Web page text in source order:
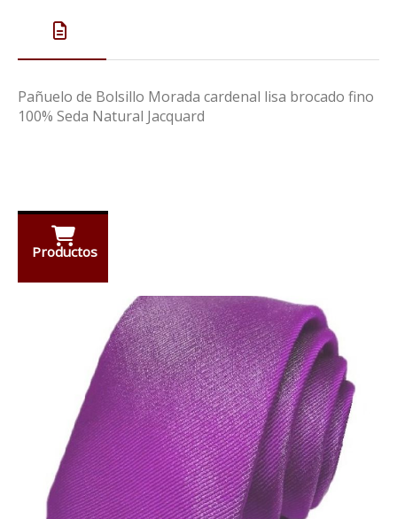
Pañuelo de Bolsillo Morada cardenal lisa brocado fino
100% Seda Natural Jacquard
Productos